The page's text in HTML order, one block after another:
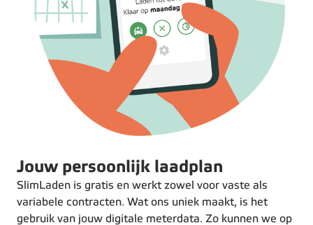
Jouw persoonlijk laadplan
SlimLaden is gratis en werkt zowel voor vaste als
variabele contracten. Wat ons uniek maakt, is het
gebruik van jouw digitale meterdata. Zo kunnen we op